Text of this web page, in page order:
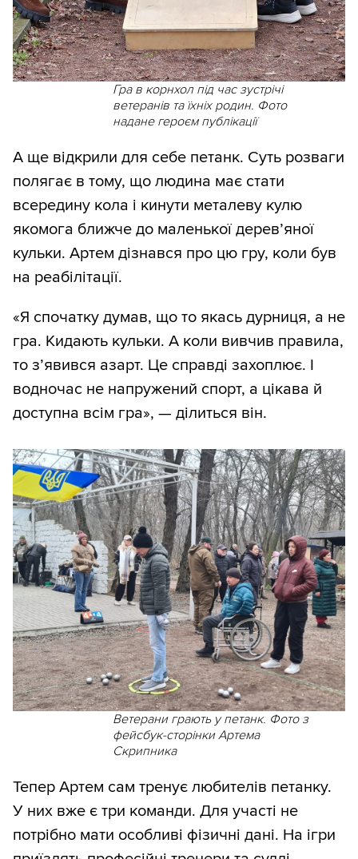
Гра в корнхол під час зустрічі
ветеранів та їхніх родин. Фото
надане героєм публікації
А ще відкрили для себе петанк. Суть розваги
полягає в тому, що людина має стати
всередину кола і кинути металеву кулю
якомога ближче до маленької дерев’яної
кульки. Артем дізнався про цю гру, коли був
на реабілітації.
«Я спочатку думав, що то якась дурниця, а не
гра. Кидають кульки. А коли вивчив правила,
то з’явився азарт. Це справді захоплює. І
водночас не напружений спорт, а цікава й
доступна всім гра», — ділиться він.
Ветерани грають у петанк. Фото з
фейсбук-сторінки Артема
Скрипника
Тепер Артем сам тренує любителів петанку.
У них вже є три команди. Для участі не
потрібно мати особливі фізичні дані. На ігри